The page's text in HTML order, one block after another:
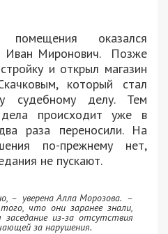
помещения оказался
Иван Миронович. Позже
и открыл магазин
который стал
судебному делу. Тем
происходит уже в
раза переносили. На
по-прежнему нет,
не пускают.
– уверена Алла Морозова. –
что они заранее знали,
из-за отсутствия
за нарушения.